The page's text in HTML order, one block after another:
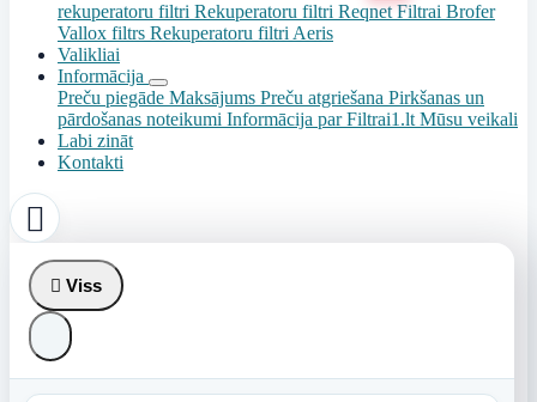
rekuperatoru filtri Rekuperatoru filtri ReqnetFiltrai Brofer
Vallox filtrs Rekuperatoru filtri Aeris
Valikliai
Informācija
Preču piegāde Maksājums Preču atgriešana Pirkšanas un
pārdošanas noteikumi Informācija par Filtrai1.lt Mūsu veikali
Labi zināt
Kontakti

 Viss